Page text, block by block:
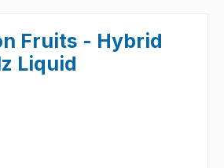
Fruits - Hybrid
Liquid